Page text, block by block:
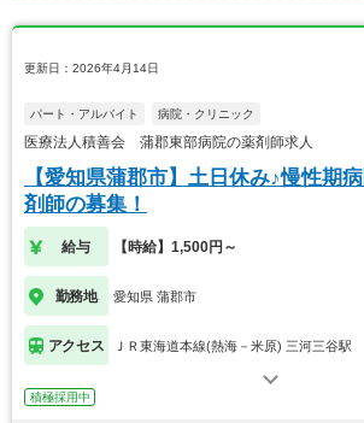
更新日：2026年4月14日
パート・アルバイト 病院・クリニック
医療法人積善会 蒲郡東部病院の薬剤師求人
【愛知県蒲郡市】土日休み♪慢性期
剤師の募集！
給与 【時給】1,500円～
勤務地 愛知県 蒲郡市
アクセス ＪＲ東海道本線(熱海－米原) 三河三谷駅
積極採用中